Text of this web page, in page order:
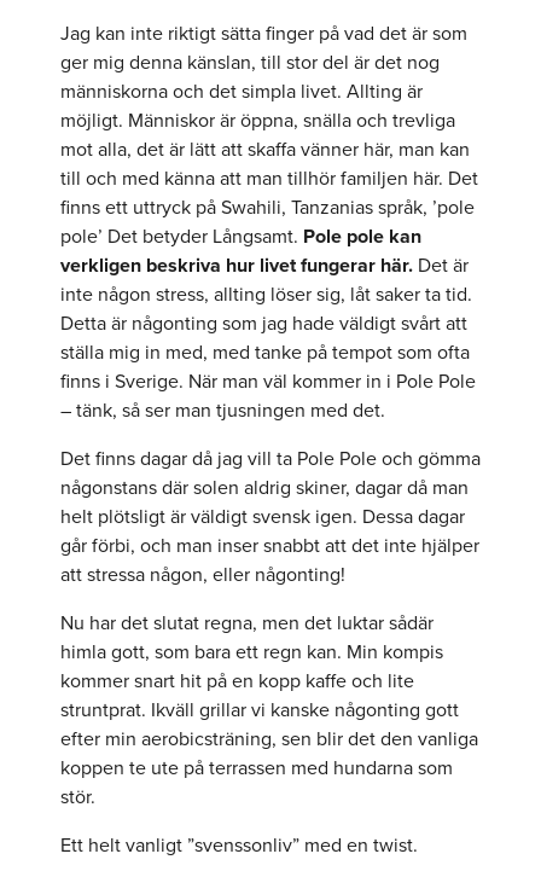
Jag kan inte riktigt sätta finger på vad det är som
ger mig denna känslan, till stor del är det nog
människorna och det simpla livet. Allting är
möjligt. Människor är öppna, snälla och trevliga
mot alla, det är lätt att skaffa vänner här, man kan
till och med känna att man tillhör familjen här. Det
finns ett uttryck på Swahili, Tanzanias språk, ’pole
pole’ Det betyder Långsamt. Pole pole kan
verkligen beskriva hur livet fungerar här. Det är
inte någon stress, allting löser sig, låt saker ta tid.
Detta är någonting som jag hade väldigt svårt att
ställa mig in med, med tanke på tempot som ofta
finns i Sverige. När man väl kommer in i Pole Pole
– tänk, så ser man tjusningen med det.
Det finns dagar då jag vill ta Pole Pole och gömma
någonstans där solen aldrig skiner, dagar då man
helt plötsligt är väldigt svensk igen. Dessa dagar
går förbi, och man inser snabbt att det inte hjälper
att stressa någon, eller någonting!
Nu har det slutat regna, men det luktar sådär
himla gott, som bara ett regn kan. Min kompis
kommer snart hit på en kopp kaffe och lite
struntprat. Ikväll grillar vi kanske någonting gott
efter min aerobicsträning, sen blir det den vanliga
koppen te ute på terrassen med hundarna som
stör.
Ett helt vanligt ”svenssonliv” med en twist.